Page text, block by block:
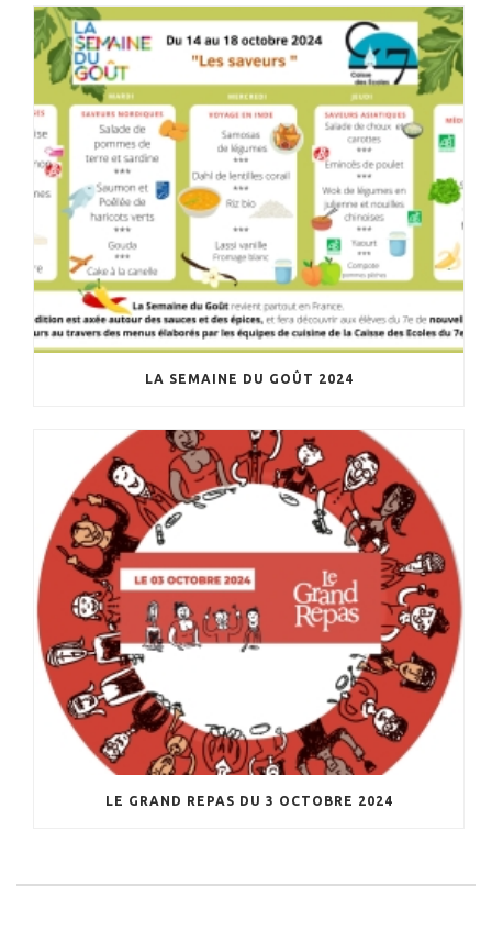
LA SEMAINE DU GOÛT 2024
LE GRAND REPAS DU 3 OCTOBRE 2024